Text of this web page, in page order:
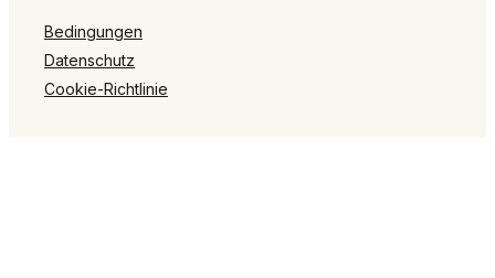
Bedingungen
Datenschutz
Cookie-Richtlinie